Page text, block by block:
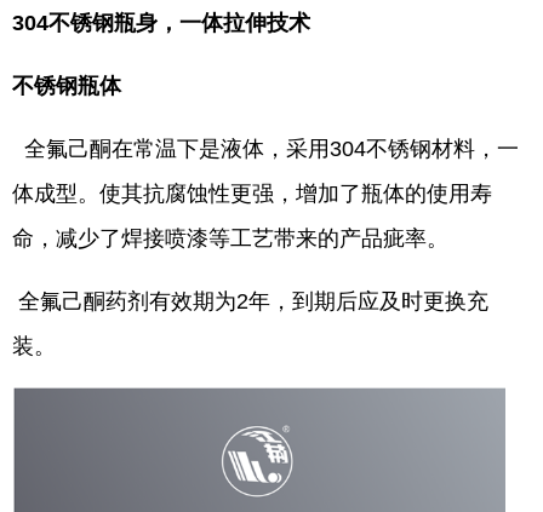
网
304不锈钢瓶身，一体拉伸技术
不锈钢瓶体
全氟己酮在常温下是液体，采用304不锈钢材料，一
体成型。使其抗腐蚀性更强，增加了瓶体的使用寿
命，减少了焊接喷漆等工艺带来的产品疵率。
全氟己酮药剂有效期为2年，到期后应及时更换充
装。